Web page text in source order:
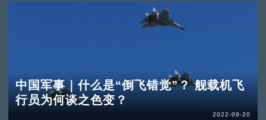
中国军事｜什么是“倒飞错觉”？ 舰载机飞
行员为何谈之色变？
2022-09-20